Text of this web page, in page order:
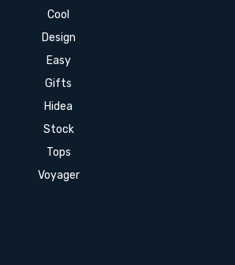
Cool
Design
Easy
Gifts
Hidea
Stock
Tops
Voyager